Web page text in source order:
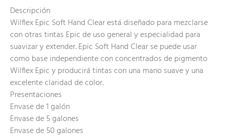
Descripción
Wilflex Epic Soft Hand Clear está diseñado para mezclarse
con otras tintas Epic de uso general y especialidad para
suavizar y extender. Epic Soft Hand Clear se puede usar
como base independiente con concentrados de pigmento
Wilflex Epic y producirá tintas con una mano suave y una
excelente claridad de color.
Presentaciones
Envase de 1 galón
Envase de 5 galones
Envase de 50 galones